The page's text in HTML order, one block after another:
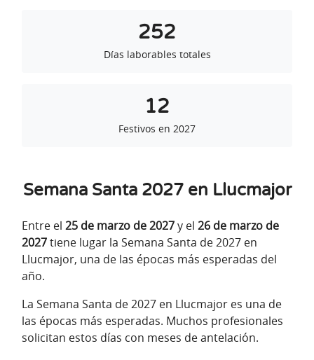
252
Días laborables totales
12
Festivos en 2027
Semana Santa 2027 en Llucmajor
Entre el 25 de marzo de 2027y el 26 de marzo de
2027tiene lugar la Semana Santa de 2027 en
Llucmajor, una de las épocas más esperadas del
año.
La Semana Santa de 2027 en Llucmajor es una de
las épocas más esperadas. Muchos profesionales
solicitan estos días con meses de antelación.